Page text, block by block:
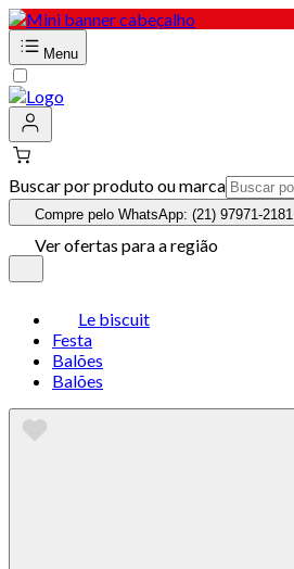
Menu
Buscar por produto ou marca
Compre pelo WhatsApp: (21) 97971-2181
Ver ofertas para a região
Le biscuit
Festa
Balões
Balões